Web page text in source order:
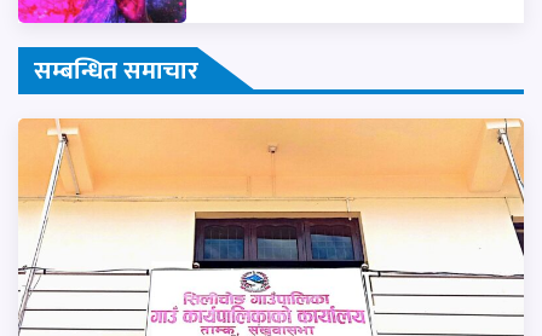
सम्बन्धित समाचार